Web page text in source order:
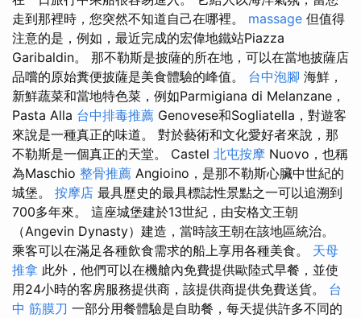
走到那裡時，您突然不知道自己在哪裡。 massage 但值得
注意的是，例如，最近完成的宏偉地鐵站Piazza
Garibaldin。 那不勒斯是披薩的所在地，可以在當地披薩店
品嚐的原始糞便披薩是美食體驗的峰值。 台中泡腳 海鮮，
新鮮蔬菜和當地特色菜，例如Parmigiana di Melanzane，
Pasta Alla 台中排毒推薦 Genovese和Sogliatella，對遊客
來說是一種真正的味道。 對於藝術和文化愛好者來說，那
不勒斯是一個真正的天堂。 Castel 北屯按摩 Nuovo，也稱
為Maschio 整骨推薦 Angioino，是那不勒斯心臟中世紀的
城堡。 按摩店 最具歷史的最具標誌性景點之一可以追溯到
700多年來。 這座城堡建於13世紀，由安格文王朝
（Angevin Dynasty）建造，當時該王朝在該地區統治。
乘客可以在滿足各種飲食需求的船上享用各種美食。 天母
推拿 此外，他們可以在機艙內免費提供歐陸式早餐，並使
用24小時的客房服務提供商，該提供商提供免費送貨。 台
中 筋膜刀 一部分用餐體驗是自助餐，每天提供許多不同的